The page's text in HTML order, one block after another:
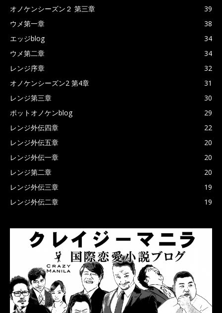
オノケンシーズン２ 第三章
39
ウメ第一章
38
エッジblog
34
ウメ第二章
34
レンジ序章
32
オノケンシーズン2 第4章
31
レンジ第三章
30
ポットオノケンblog
29
レンジ外伝四章
22
レンジ外伝五章
20
レンジ外伝一章
20
レンジ第二章
20
レンジ外伝三章
19
レンジ外伝二章
19